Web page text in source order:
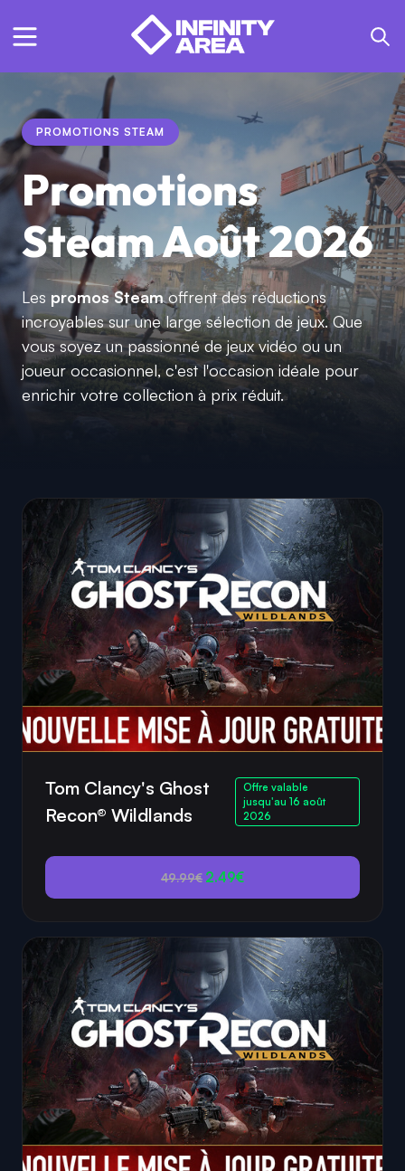
PROMOTIONS STEAM
Promotions
Steam Août 2026
Les promos Steamoffrent des réductions
incroyables sur une large sélection de jeux. Que
vous soyez un passionné de jeux vidéo ou un
joueur occasionnel, c'est l'occasion idéale pour
enrichir votre collection à prix réduit.
Tom Clancy's Ghost
Recon® Wildlands
Offre valable
jusqu'au 16 août
2026
49.99€ 2.49€